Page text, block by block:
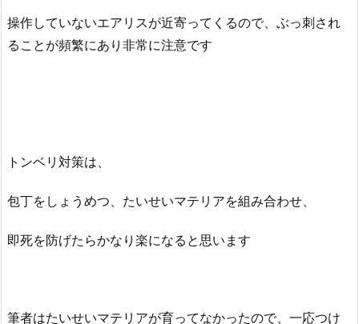
操作していないエアリスが近寄ってくるので、ぶっ刺され
ることが頻繁にあり非常に注意です
トンベリ対策は、
包丁をしょうめつ、たいせいマテリアを組み合わせ、
即死を防げたらかなり楽になると思います
筆者はたいせいマテリアが育ってなかったので、一応つけ